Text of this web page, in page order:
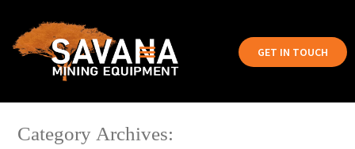
GET IN TOUCH
Category Archives: